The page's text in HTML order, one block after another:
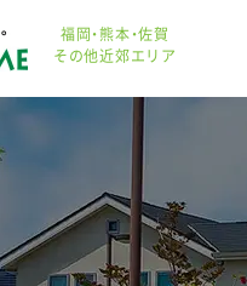
福岡・熊本・佐賀
その他近郊エリア